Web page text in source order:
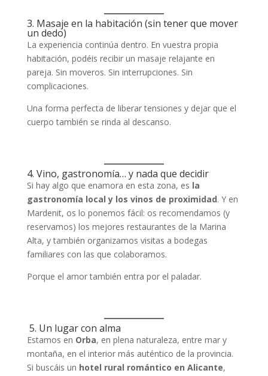
3. Masaje en la habitación (sin tener que mover
un dedo)
La experiencia continúa dentro. En vuestra propia
habitación, podéis recibir un masaje relajante en
pareja. Sin moveros. Sin interrupciones. Sin
complicaciones.
Una forma perfecta de liberar tensiones y dejar que el
cuerpo también se rinda al descanso.
4. Vino, gastronomía… y nada que decidir
Si hay algo que enamora en esta zona, es la
gastronomía local y los vinos de proximidad. Y en
Mardenit, os lo ponemos fácil: os recomendamos (y
reservamos) los mejores restaurantes de la Marina
Alta, y también organizamos visitas a bodegas
familiares con las que colaboramos.
Porque el amor también entra por el paladar.
5. Un lugar con alma
Estamos en Orba, en plena naturaleza, entre mar y
montaña, en el interior más auténtico de la provincia.
Si buscáis un hotel rural romántico en Alicante,